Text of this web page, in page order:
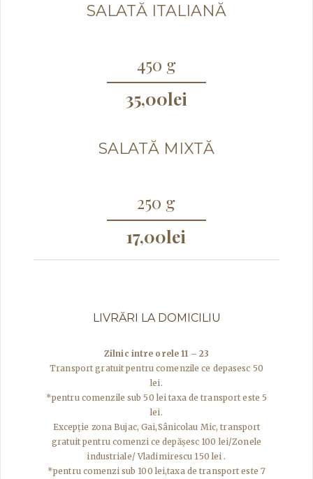
SALATĂ ITALIANĂ
450 g
35,00lei
SALATĂ MIXTĂ
250 g
17,00lei
LIVRĂRI LA DOMICILIU
Zilnic intre orele 11 – 23
Transport gratuit pentru comenzile ce depasesc 50
lei.
*pentru comenzile sub 50 lei taxa de transport este 5
lei.
Excepţie zona Bujac, Gai,Sânicolau Mic, transport
gratuit pentru comenzi ce depășesc 100 lei/Zonele
industriale/ Vladimirescu 150 lei .
*pentru comenzi sub 100 lei,taxa de transport este 7